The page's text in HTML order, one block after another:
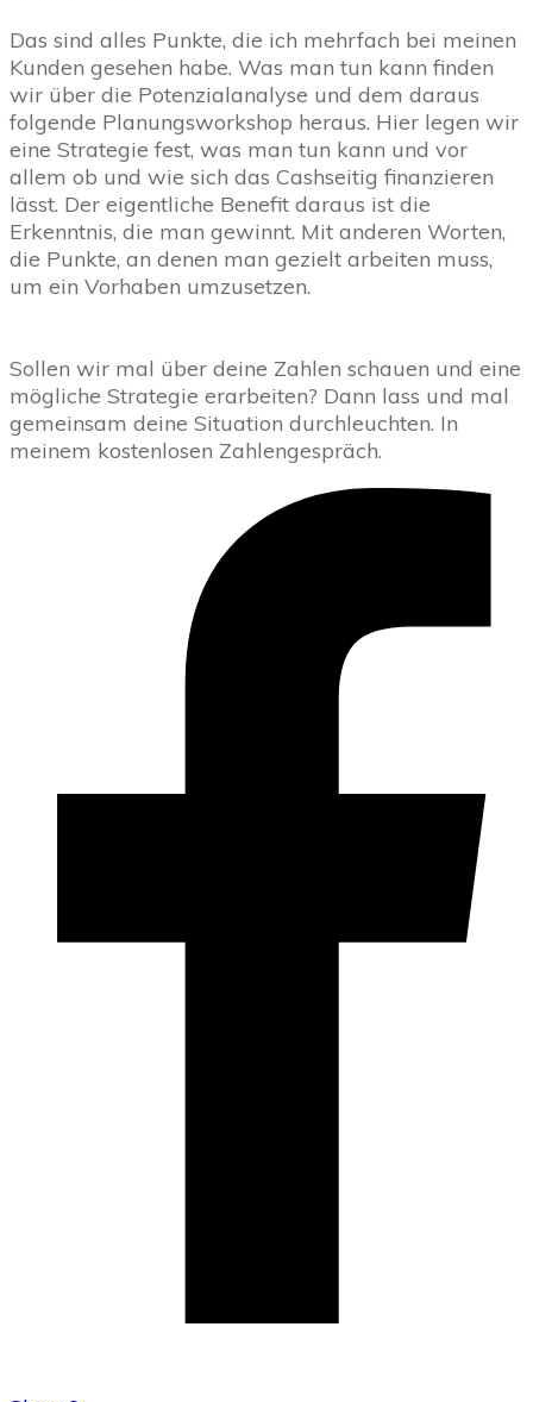
Das sind alles Punkte, die ich mehrfach bei meinen
Kunden gesehen habe. Was man tun kann finden
wir über die Potenzialanalyse und dem daraus
folgende Planungsworkshop heraus. Hier legen wir
eine Strategie fest, was man tun kann und vor
allem ob und wie sich das Cashseitig finanzieren
lässt. Der eigentliche Benefit daraus ist die
Erkenntnis, die man gewinnt. Mit anderen Worten,
die Punkte, an denen man gezielt arbeiten muss,
um ein Vorhaben umzusetzen.
Sollen wir mal über deine Zahlen schauen und eine
mögliche Strategie erarbeiten? Dann lass und mal
gemeinsam deine Situation durchleuchten. In
meinem kostenlosen Zahlengespräch.